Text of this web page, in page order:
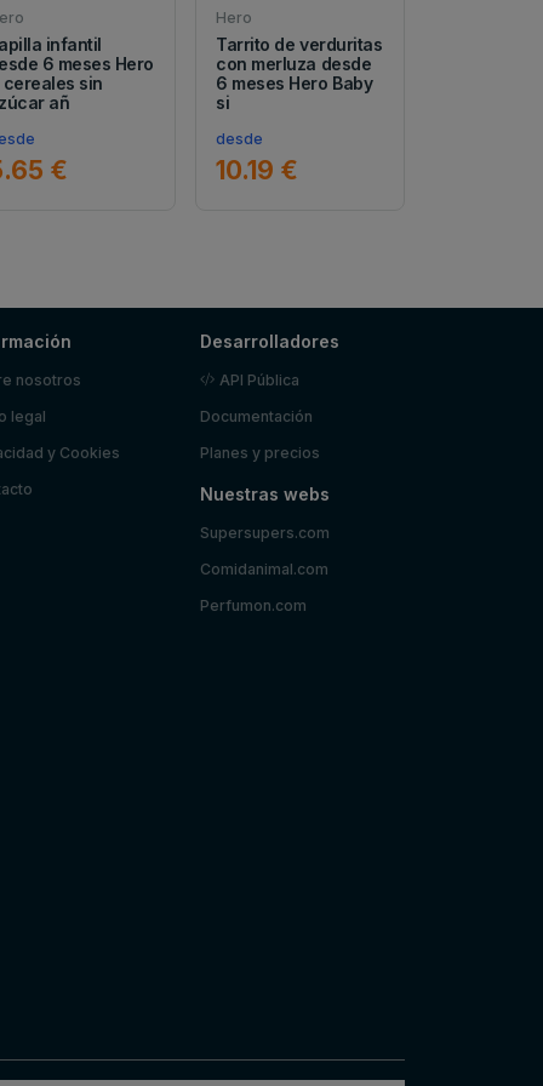
infantil
6 meses Hero
sin
añ
€
Hero
Tarrito de verduritas
con merluza desde
6 meses Hero Baby
si
desde
10.19 €
nosotros
legal
y Cookies
Desarrolladores
API Pública
Documentación
Planes y precios
Nuestras webs
Supersupers.com
Comidanimal.com
Perfumon.com